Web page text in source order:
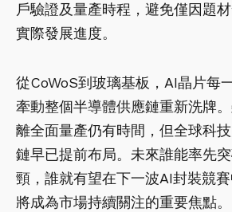
戶驗證及量產時程，避免僅因題
實際發展進度。
從CoWoS到玻璃基板，AI晶片每
牽動整個半導體供應鏈重新洗牌
離全面量產仍有時間，但全球科
鏈早已提前布局。未來誰能率先
頸，誰就有望在下一波AI封裝競
將成為市場持續關注的重要焦點。